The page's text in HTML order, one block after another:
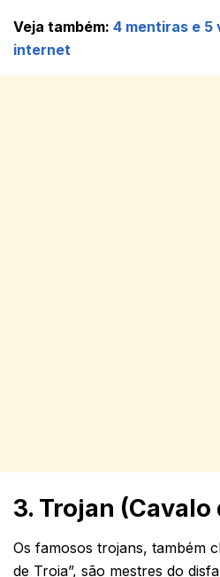
Veja também: 4 mentiras e 5
internet
3. Trojan (Cavalo
Os famosos trojans, também
de Troia”, são mestres do